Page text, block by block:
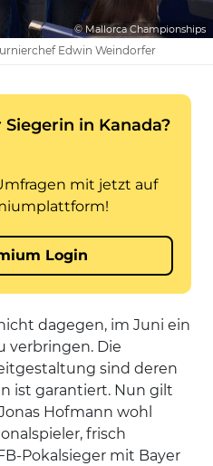
© Mallorca Championships
Edwin Weindorfer
dagegen, im Juni ein
verbringen. Die
sind deren
ist garantiert. Nun gilt
Hofmann wohl
frisch
Pokalsieger mit Bayer